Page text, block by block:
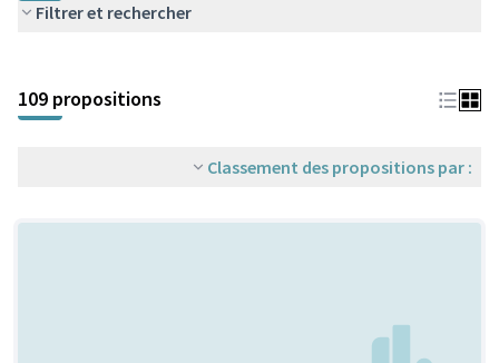
Filtrer et rechercher
+
−
109 propositions
Classement des propositions par :